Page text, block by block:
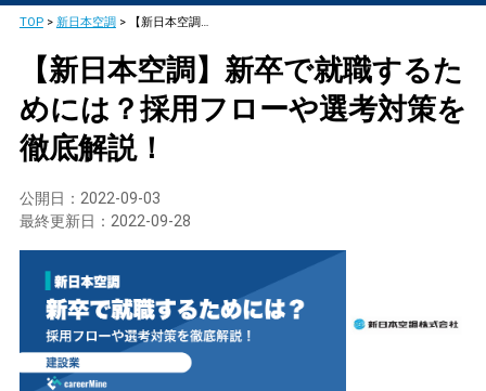
TOP> 新日本空調> 【新日本空調】新卒で就職するためには？採用フローや選考対策を徹底解説！
【新日本空調】新卒で就職するた
めには？採用フローや選考対策を
徹底解説！
公開日： 2022-09-03
最終更新日： 2022-09-28